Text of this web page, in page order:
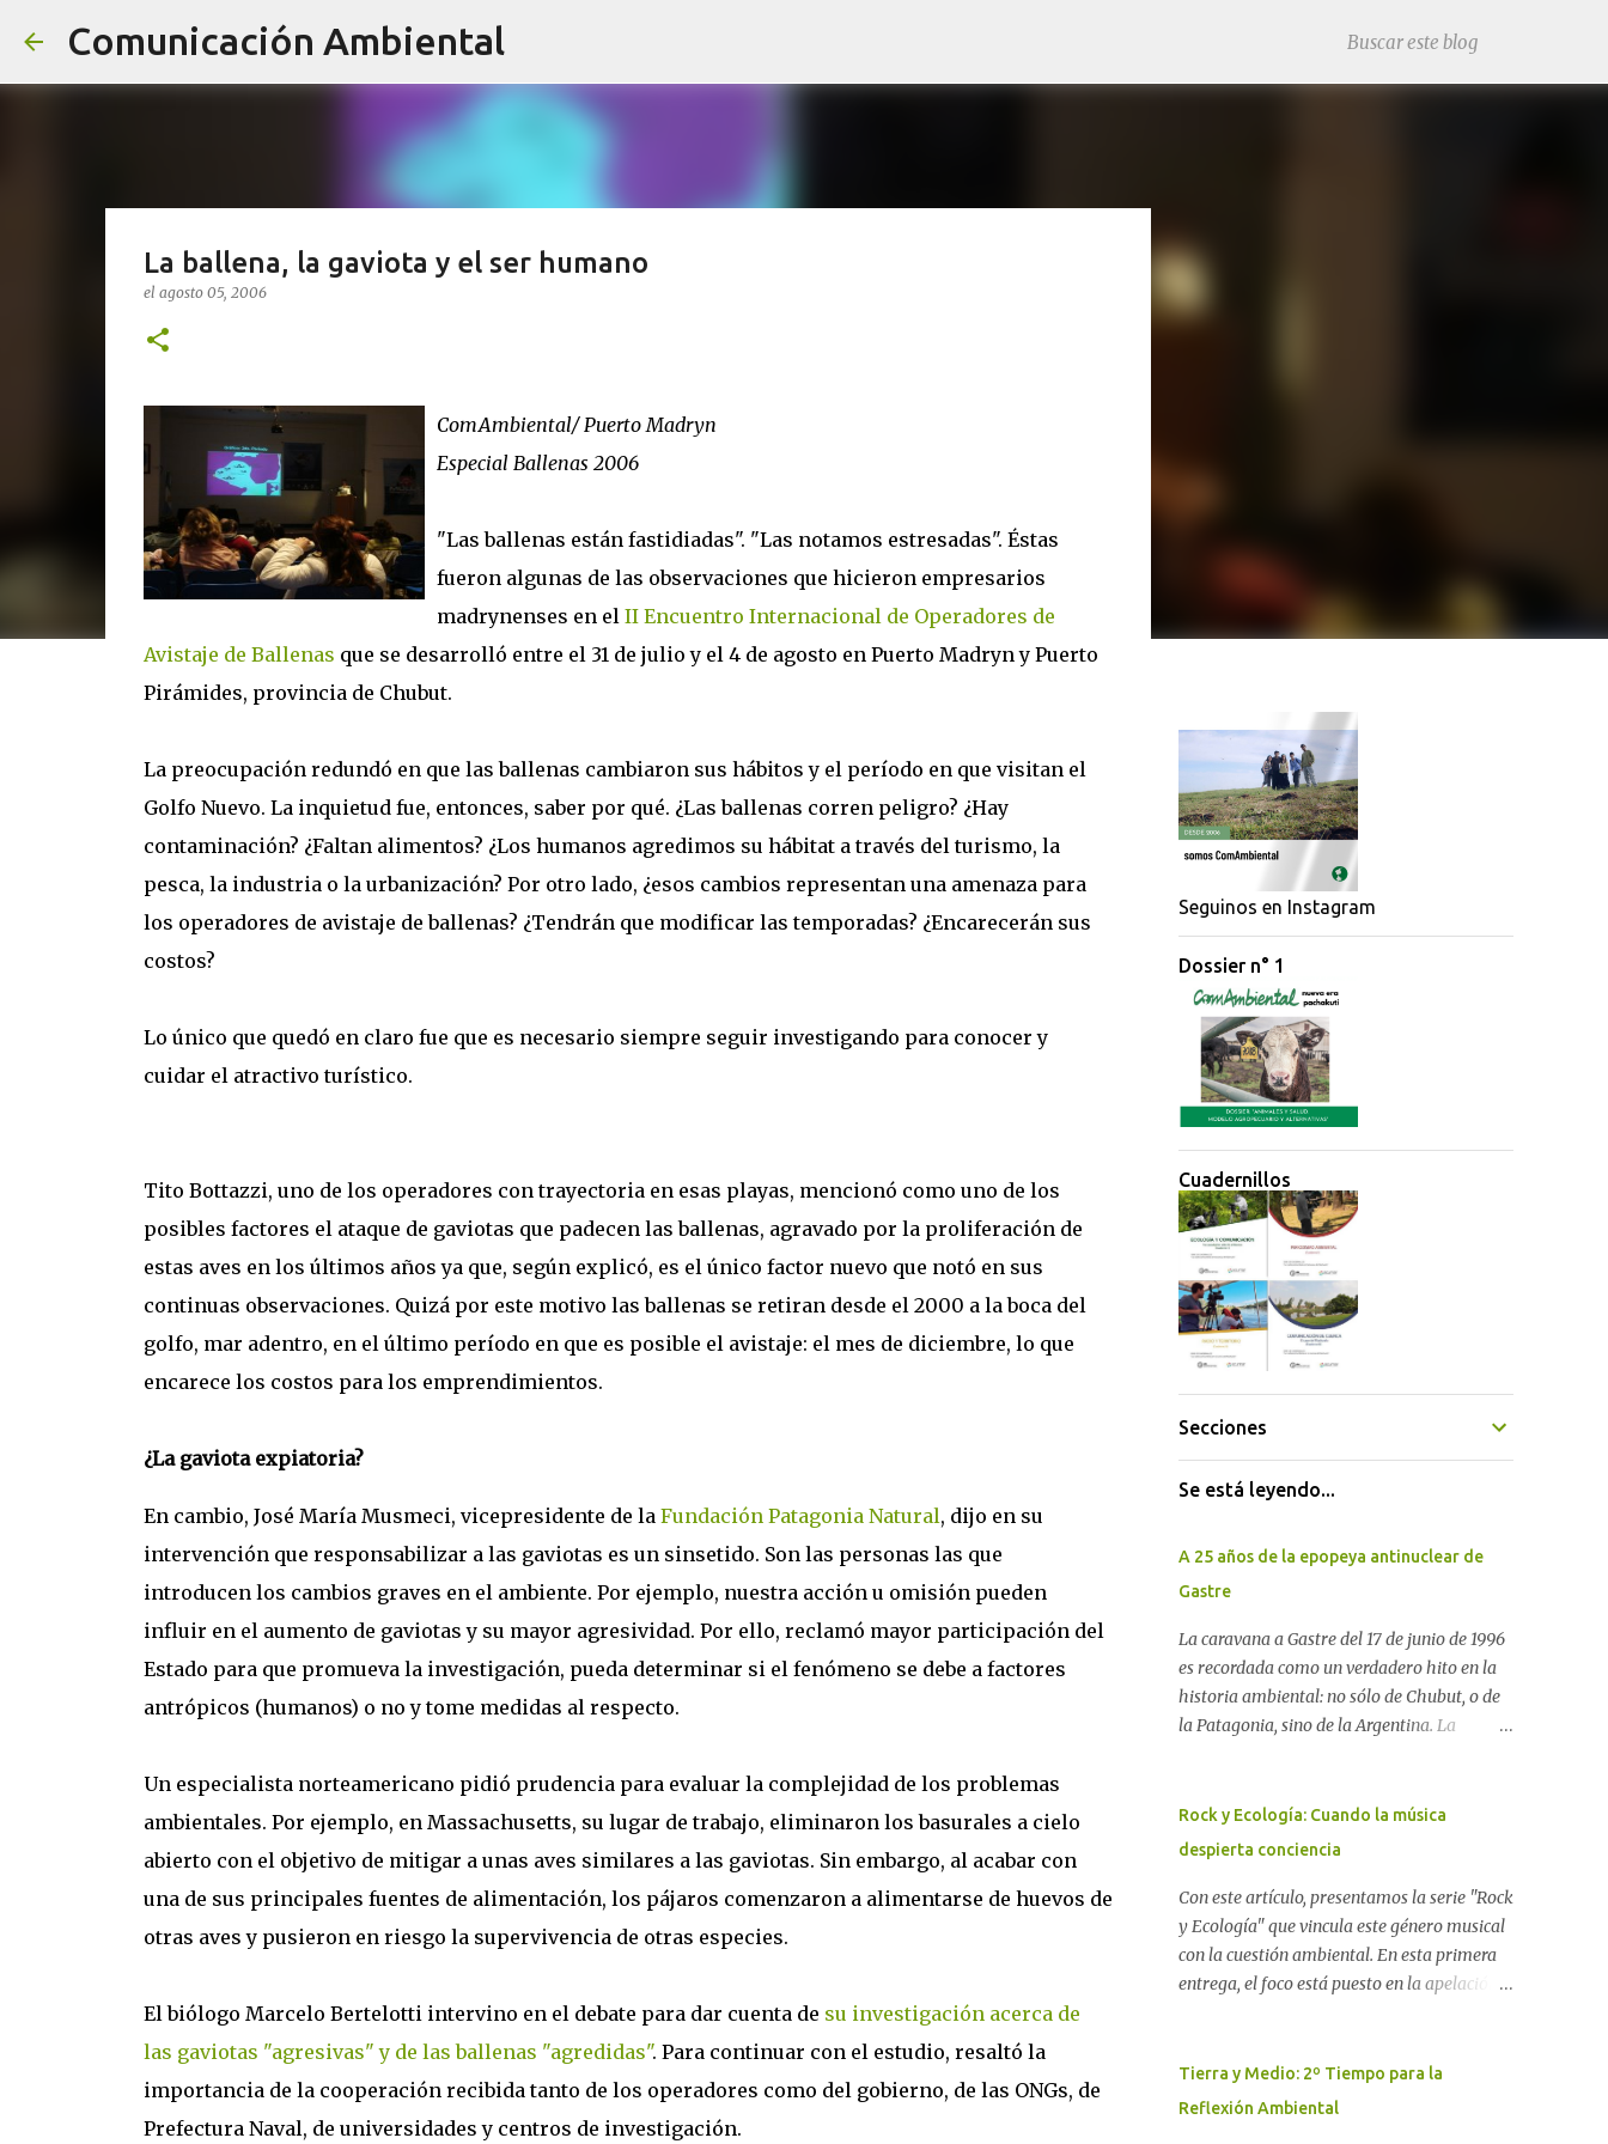
Comunicación Ambiental
La ballena, la gaviota y el ser humano
el agosto 05, 2006
ComAmbiental/ Puerto Madryn
Especial Ballenas 2006
"Las ballenas están fastidiadas". "Las notamos estresadas". Éstas
fueron algunas de las observaciones que hicieron empresarios
madrynenses en el II Encuentro Internacional de Operadores de
Avistaje de Ballenas que se desarrolló entre el 31 de julio y el 4 de agosto en Puerto Madryn y Puerto
Pirámides, provincia de Chubut.
La preocupación redundó en que las ballenas cambiaron sus hábitos y el período en que visitan el
Golfo Nuevo. La inquietud fue, entonces, saber por qué. ¿Las ballenas corren peligro? ¿Hay
contaminación? ¿Faltan alimentos? ¿Los humanos agredimos su hábitat a través del turismo, la
pesca, la industria o la urbanización? Por otro lado, ¿esos cambios representan una amenaza para
los operadores de avistaje de ballenas? ¿Tendrán que modificar las temporadas? ¿Encarecerán sus
costos?
Lo único que quedó en claro fue que es necesario siempre seguir investigando para conocer y
cuidar el atractivo turístico.
Tito Bottazzi, uno de los operadores con trayectoria en esas playas, mencionó como uno de los
posibles factores el ataque de gaviotas que padecen las ballenas, agravado por la proliferación de
estas aves en los últimos años ya que, según explicó, es el único factor nuevo que notó en sus
continuas observaciones. Quizá por este motivo las ballenas se retiran desde el 2000 a la boca del
golfo, mar adentro, en el último período en que es posible el avistaje: el mes de diciembre, lo que
encarece los costos para los emprendimientos.
¿La gaviota expiatoria?
En cambio, José María Musmeci, vicepresidente de la Fundación Patagonia Natural, dijo en su
intervención que responsabilizar a las gaviotas es un sinsetido. Son las personas las que
introducen los cambios graves en el ambiente. Por ejemplo, nuestra acción u omisión pueden
influir en el aumento de gaviotas y su mayor agresividad. Por ello, reclamó mayor participación del
Estado para que promueva la investigación, pueda determinar si el fenómeno se debe a factores
antrópicos (humanos) o no y tome medidas al respecto.
Un especialista norteamericano pidió prudencia para evaluar la complejidad de los problemas
ambientales. Por ejemplo, en Massachusetts, su lugar de trabajo, eliminaron los basurales a cielo
abierto con el objetivo de mitigar a unas aves similares a las gaviotas. Sin embargo, al acabar con
una de sus principales fuentes de alimentación, los pájaros comenzaron a alimentarse de huevos de
otras aves y pusieron en riesgo la supervivencia de otras especies.
El biólogo Marcelo Bertelotti intervino en el debate para dar cuenta de su investigación acerca de
las gaviotas "agresivas" y de las ballenas "agredidas". Para continuar con el estudio, resaltó la
importancia de la cooperación recibida tanto de los operadores como del gobierno, de las ONGs, de
Prefectura Naval, de universidades y centros de investigación.
Seguinos en Instagram
Dossier n° 1
Cuadernillos
Secciones
Se está leyendo...
A 25 años de la epopeya antinuclear de
Gastre
La caravana a Gastre del 17 de junio de 1996
es recordada como un verdadero hito en la
historia ambiental: no sólo de Chubut, o de
la Patagonia, sino de la Argentina. La
para construir un basurero de residuos
nucleares en Gastre (centro-norte de
avanzó un proyecto legislativo nacional al
respecto. En este artículo, la investigadora
Ayelen Dichdji reconstruye la historia del
Movimiento Antinuclear de Chubut (MACH)
territorial frente a las imposiciones de la
tecnocracia nuclear globalizada. Dossier N°
Rock y Ecología: Cuando la música
despierta conciencia
Con este artículo, presentamos la serie "Rock
y Ecología" que vincula este género musical
con la cuestión ambiental. En esta primera
entrega, el foco está puesto en la apelación
Desde el legendario El Oso hasta las
recientes apariciones de la Pachama Mama
Tierra y Medio: 2º Tiempo para la
Reflexión Ambiental